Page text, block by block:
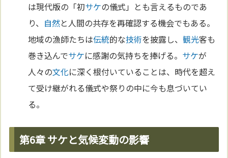
は現代版の「初サケの儀式」とも言えるものであ
り、 自然と人間の共存を再確認する機会でもある。
地域の漁師たちは伝統的な技術を披露し、観光客も
巻き込んでサケに感謝の気持ちを捧げる。 サケが
人々の文化に深く根付いていることは、時代を超え
て受け継がれる儀式や祭りの中に今も息づいてい
る。
第6章 サケと気候変動の影響